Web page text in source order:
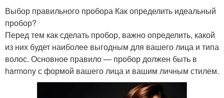
Выбор правильного пробора Как определить идеальный
пробор?
Перед тем как сделать пробор, важно определить, какой
из них будет наиболее выгодным для вашего лица и типа
волос. Основное правило — пробор должен быть в
harmony с формой вашего лица и вашим личным стилем.